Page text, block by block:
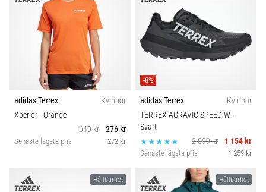
adidas Terrex
Kvinnor
Xperior- Orange
649 kr
276 kr
Senaste lägsta pris 272 kr
-8%
adidas Terrex
Kvinnor
TERREX AGRAVIC SPEED W-
Svart
2 099 kr
1 154 kr
Senaste lägsta pris 1 259 kr
Hållbarhet Hållbarhet